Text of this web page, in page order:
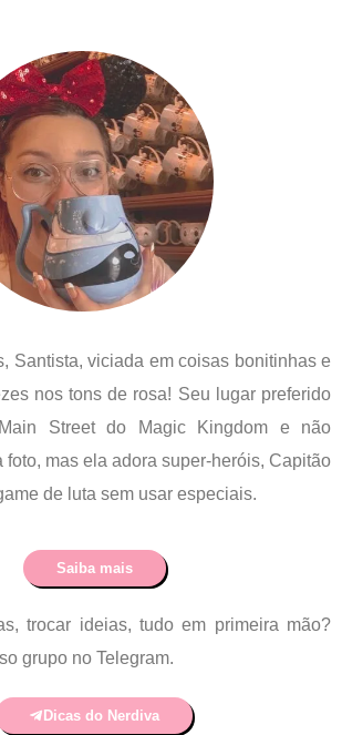
Santista, viciada em coisas bonitinhas e
nos tons de rosa! Seu lugar preferido
Street do Magic Kingdom e não
foto, mas ela adora super-heróis, Capitão
de luta sem usar especiais.
Saiba mais
trocar ideias, tudo em primeira mão?
grupo no Telegram.
Dicas do Nerdiva